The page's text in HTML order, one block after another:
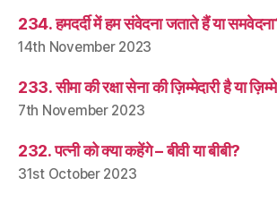
234. हमदर्दी में हम संवेदना जताते हैं या
14th November 2023
233. सीमा की रक्षा सेना की ज़िम्मेदारी है या
7th November 2023
232. पत्नी को क्या कहेंगे – बीवी या बीबी?
31st October 2023